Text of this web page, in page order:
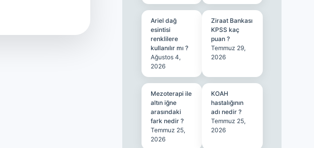
Ariel dağ
esintisi
renklilere
kullanılır mı ?
Ağustos 4,
2026
Ziraat Bankası
KPSS kaç
puan ?
Temmuz 29,
2026
Mezoterapi ile
altın iğne
arasındaki
fark nedir ?
Temmuz 25,
2026
KOAH
hastalığının
adı nedir ?
Temmuz 25,
2026